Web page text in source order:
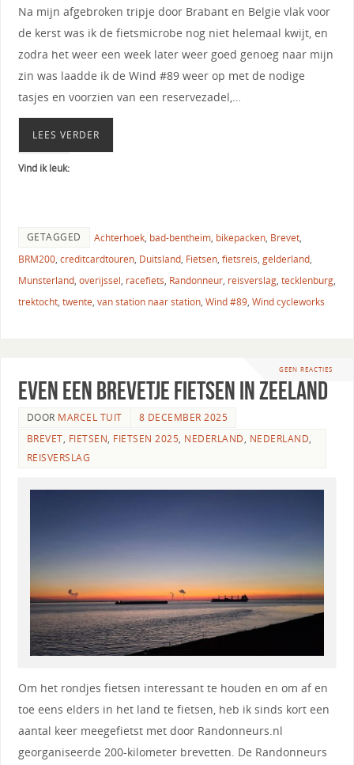
Na mijn afgebroken tripje door Brabant en Belgie vlak voor
de kerst was ik de fietsmicrobe nog niet helemaal kwijt, en
zodra het weer een week later weer goed genoeg naar mijn
zin was laadde ik de Wind #89 weer op met de nodige
tasjes en voorzien van een reservezadel,…
LEES VERDER
Vind ik leuk:
GETAGGED Achterhoek, bad-bentheim, bikepacken, Brevet,
BRM200, creditcardtouren, Duitsland, Fietsen, fietsreis, gelderland,
Munsterland, overijssel, racefiets, Randonneur, reisverslag, tecklenburg,
trektocht, twente, van station naar station, Wind #89, Wind cycleworks
GEEN REACTIES
Even een brevetje fietsen in Zeeland
DOOR MARCEL TUIT
8 DECEMBER 2025
BREVET, FIETSEN, FIETSEN 2025, NEDERLAND, NEDERLAND,
REISVERSLAG
Om het rondjes fietsen interessant te houden en om af en
toe eens elders in het land te fietsen, heb ik sinds kort een
aantal keer meegefietst met door Randonneurs.nl
georganiseerde 200-kilometer brevetten. De Randonneurs